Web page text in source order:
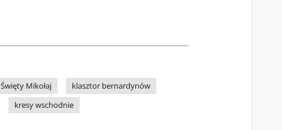
Święty Mikołaj
klasztor bernardynów
kresy wschodnie